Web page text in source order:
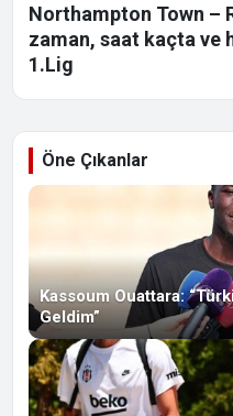
Northampton Town –
zaman, saat kaçta ve
1.Lig
Öne Çıkanlar
Kassoum Ouattara:
Geldim”